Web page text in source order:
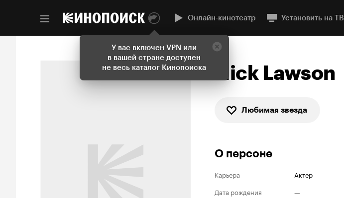
У вас включен VPN или
в вашей стране доступен
не весь каталог Кинопоиска
Онлайн-кинотеатр Установить на ТВ
Nick Lawson
Любимая звезда
О персоне
Карьера
Актер
Дата рождения
—